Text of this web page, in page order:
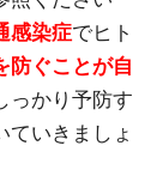
感染症でヒト
防ぐことが自
っかり予防す
ていきましょ